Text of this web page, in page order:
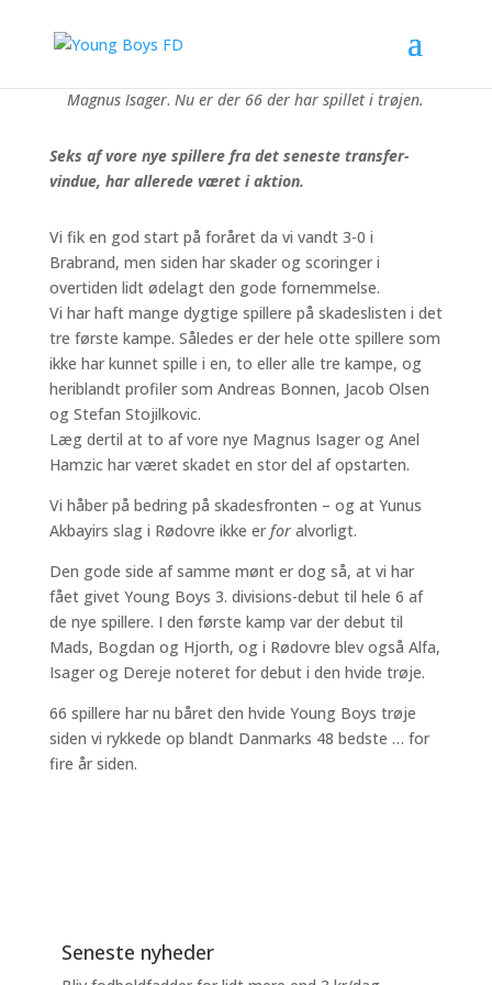
division. Fra venstre Jacob Hjorth, Mads Schmidt
Magnus Isager.Nu er der 66 der har spillet i trøjen.
Seks af vore nye spillere fra det seneste transfer-
vindue, har allerede været i aktion.
Vi fik en god start på foråret da vi vandt 3-0 i
Brabrand, men siden har skader og scoringer i
overtiden lidt ødelagt den gode fornemmelse.
Vi har haft mange dygtige spillere på skadeslisten i det
tre første kampe. Således er der hele otte spillere som
ikke har kunnet spille i en, to eller alle tre kampe, og
heriblandt profiler som Andreas Bonnen, Jacob Olsen
og Stefan Stojilkovic.
Læg dertil at to af vore nye Magnus Isager og Anel
Hamzic har været skadet en stor del af opstarten.
Vi håber på bedring på skadesfronten – og at Yunus
Akbayirs slag i Rødovre ikke er foralvorligt.
Den gode side af samme mønt er dog så, at vi har
fået givet Young Boys 3. divisions-debut til hele 6 af
de nye spillere. I den første kamp var der debut til
Mads, Bogdan og Hjorth, og i Rødovre blev også Alfa,
Isager og Dereje noteret for debut i den hvide trøje.
66 spillere har nu båret den hvide Young Boys trøje
siden vi rykkede op blandt Danmarks 48 bedste … for
fire år siden.
Seneste nyheder